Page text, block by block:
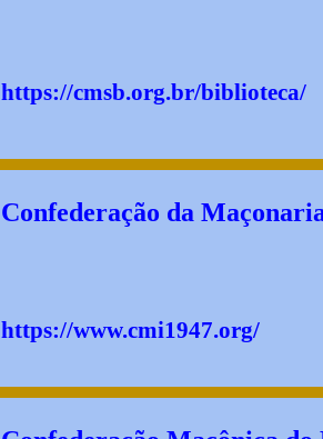
https://cmsb.org.br/biblioteca/
Confederação da
https://www.cmi1947.org/